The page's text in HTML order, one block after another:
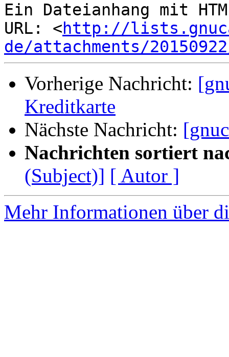
Ein Dateianhang mit
URL: <http://
de/attachments/
Vorherige Nachricht:
Kreditkarte
Nächste Nachricht:
Nachrichten sortiert
(Subject)] [ Autor ]
Mehr Informationen über